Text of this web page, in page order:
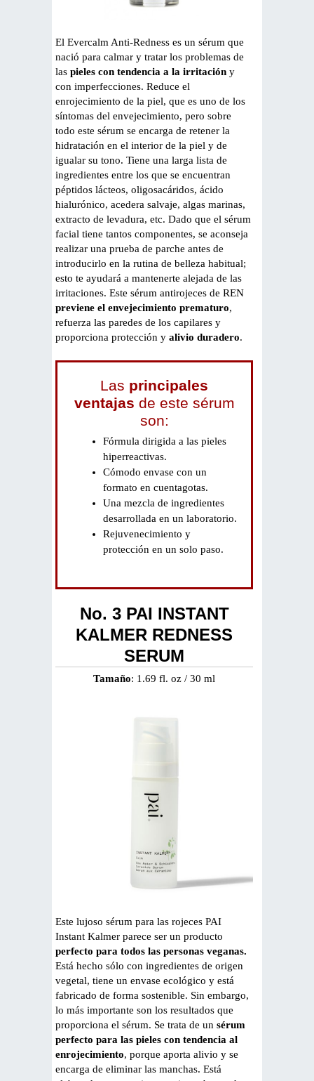
El Evercalm Anti-Redness es un sérum que
nació para calmar y tratar los problemas de
las pieles con tendencia a la irritación y
con imperfecciones. Reduce el
enrojecimiento de la piel, que es uno de los
síntomas del envejecimiento, pero sobre
todo este sérum se encarga de retener la
hidratación en el interior de la piel y de
igualar su tono. Tiene una larga lista de
ingredientes entre los que se encuentran
péptidos lácteos, oligosacáridos, ácido
hialurónico, acedera salvaje, algas marinas,
extracto de levadura, etc. Dado que el sérum
facial tiene tantos componentes, se aconseja
realizar una prueba de parche antes de
introducirlo en la rutina de belleza habitual;
esto te ayudará a mantenerte alejada de las
irritaciones. Este sérum antirojeces de REN
previene el envejecimiento prematuro,
refuerza las paredes de los capilares y
proporciona protección y alivio duradero.
Las principales
ventajas de este sérum
son:
Fórmula dirigida a las pieles
hiperreactivas.
Cómodo envase con un
formato en cuentagotas.
Una mezcla de ingredientes
desarrollada en un laboratorio.
Rejuvenecimiento y
protección en un solo paso.
No. 3 PAI INSTANT
KALMER REDNESS
SERUM
Tamaño: 1.69 fl. oz / 30 ml
Este lujoso sérum para las rojeces PAI
Instant Kalmer parece ser un producto
perfecto para todos las personas veganas.
Está hecho sólo con ingredientes de origen
vegetal, tiene un envase ecológico y está
fabricado de forma sostenible. Sin embargo,
lo más importante son los resultados que
proporciona el sérum. Se trata de un sérum
perfecto para las pieles con tendencia al
enrojecimiento, porque aporta alivio y se
encarga de eliminar las manchas. Está